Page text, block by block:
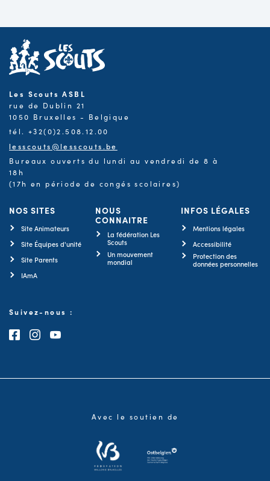
Les Scouts ASBL
rue de Dublin 21
1050 Bruxelles - Belgique
tél. +32(0)2.508.12.00
lesscouts@lesscouts.be
Bureaux ouverts du lundi au vendredi de 8 à
18h
(17h en période de congés scolaires)
NOS SITES
Site Animateurs
Site Équipes d'unité
Site Parents
IAmA
NOUS
CONNAITRE
La fédération Les
Scouts
Un mouvement
mondial
INFOS LÉGALES
Mentions légales
Accessibilité
Protection des
données personnelles
Suivez-nous :
Consultez notre page Facebook
Consultez notre page Instagram
Consultez notre chaîne Youtube
Avec le soutien de